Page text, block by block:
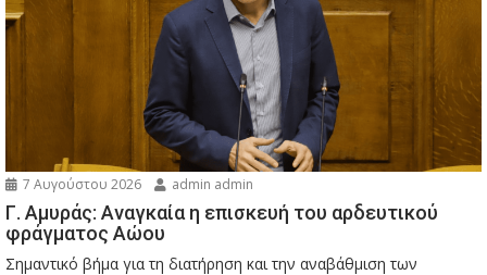
7 Αυγούστου 2026 admin admin
Γ. Αμυράς: Αναγκαία η επισκευή του αρδευτικού
φράγματος Αώου
Σημαντικό βήμα για τη διατήρηση και την αναβάθμιση των